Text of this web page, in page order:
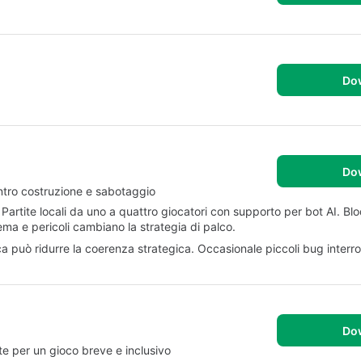
costruzione e sabotaggio
locali da uno a quattro giocatori con supporto per bot AI.
e pericoli cambiano la strategia di palco.
può ridurre la coerenza strategica. Occasionale piccoli bug
per un gioco breve e inclusivo